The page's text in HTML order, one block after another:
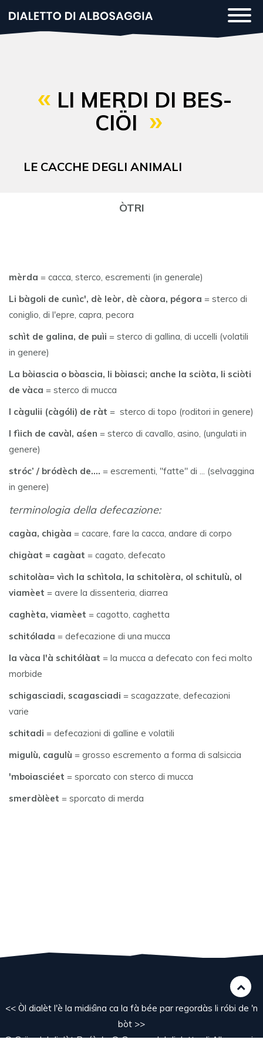
LI MERDI DI BES-
CIÖI
LE CACCHE DEGLI ANIMALI
ÒTRI
mèrda = cacca, sterco, escrementi (in generale)
Li bàgoli de cunìc', dè leòr, dè càora, pégora = sterco di
coniglio, di l'epre, capra, pecora
schìt de galina, de puìi = sterco di gallina, di uccelli (volatili
in genere)
La bòiascia o bòascia, li bòiasci; anche la sciòta, li sciòti
de vàca = sterco di mucca
I càgulii (càgóli) de ràt = sterco di topo (roditori in genere)
I fìich de cavàl, aśen = sterco di cavallo, asino, (ungulati in
genere)
stróc’ / bródèch de.... = escrementi, "fatte" di ... (selvaggina
in genere)
terminologia della defecazione:
cagàa, chigàa = cacare, fare la cacca, andare di corpo
chigàat = cagàat = cagato, defecato
schitolàa= vìch la schìtola, la schitolèra, ol schitulù, ol
viamèet = avere la dissenteria, diarrea
caghèta, viamèet = cagotto, caghetta
schitólada = defecazione di una mucca
la vàca l'à schitólàat = la mucca a defecato con feci molto
morbide
schigasciadi, scagasciadi = scagazzate, defecazioni
varie
schitadi = defecazioni di galline e volatili
migulù, cagulù = grosso escremento a forma di salsiccia
'mboiasciéet = sporcato con sterco di mucca
smerdòlèet = sporcato di merda
<< Òl dialèt l'è la midiśìna ca la fà bée par regordàs li róbi de 'n
bòt >>
© Grüp del dialèt Bośàc' - © Gruppo del dialetto di Albosaggia